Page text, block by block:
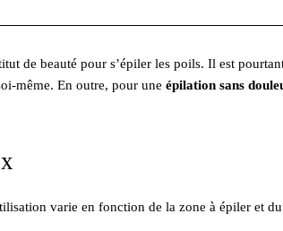
de beauté pour s’épiler les poils. Il est
même. En outre, pour une épilation sans
varie en fonction de la zone à épiler et